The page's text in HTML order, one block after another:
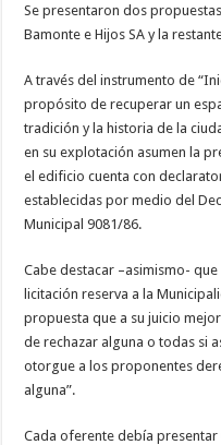
Se presentaron dos
Bamonte e Hijos SA y la
A través del instrumento de
propósito de recuperar un
tradición y la historia de la
en su explotación asumen la
el edificio cuenta con
establecidas por medio del
Municipal 9081/86.
Cabe destacar –asimismo-
licitación reserva a la
propuesta que a su juicio
de rechazar alguna o todas si
otorgue a los proponentes
alguna”.
Cada oferente debía